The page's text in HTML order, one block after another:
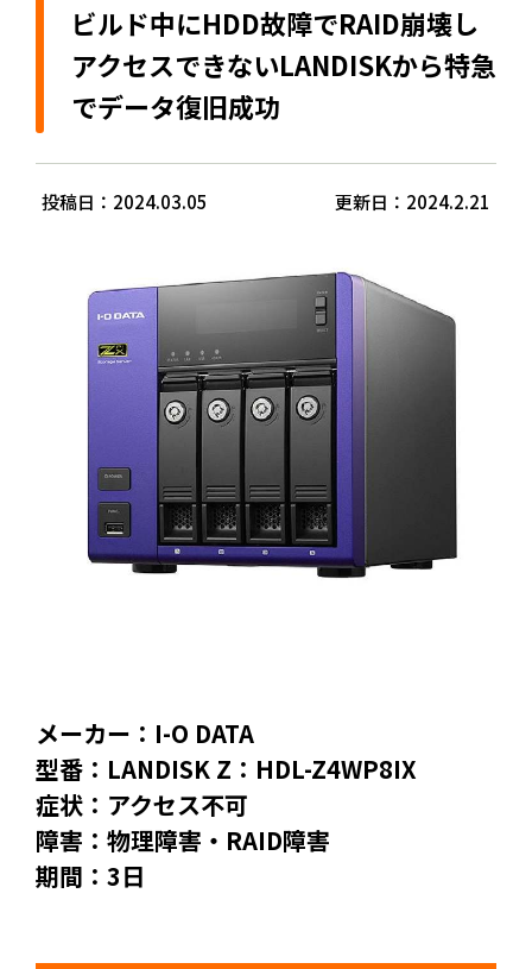
ビルド中にHDD故障でRAID崩壊し
アクセスできないLANDISKから特急
でデータ復旧成功
投稿日：2024.03.05 更新日：2024.2.21
メーカー：I-O DATA
型番：LANDISK Z：HDL-Z4WP8IX
症状：アクセス不可
障害：物理障害・RAID障害
期間：3日